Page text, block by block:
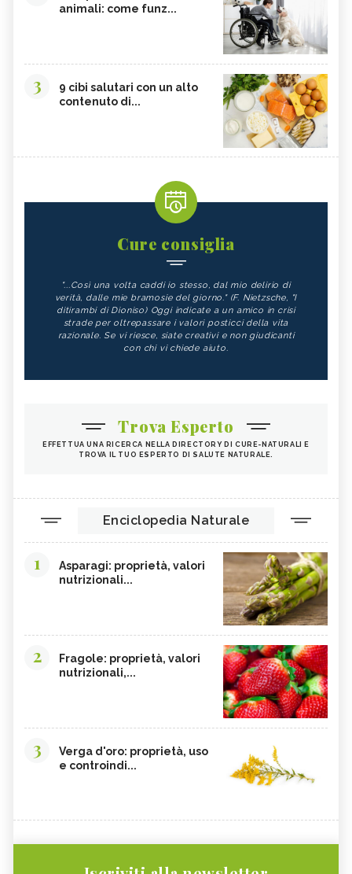
animali: come funz...
3
9 cibi salutari con un alto
contenuto di...
Cure consiglia
"...Così una volta caddi io stesso, dal mio delirio di
verità, dalle mie bramosie del giorno." (F. Nietzsche, "I
ditirambi di Dioniso) Oggi indicate a un amico in crisi
strade per oltrepassare i valori posticci della vita
razionale. Se vi riesce, siate creativi e non giudicanti
con chi vi chiede aiuto.
Trova Esperto
EFFETTUA UNA RICERCA NELLA DIRECTORY DI CURE-NATURALI E
TROVA IL TUO ESPERTO DI SALUTE NATURALE.
Enciclopedia Naturale
1
Asparagi: proprietà, valori
nutrizionali...
2
Fragole: proprietà, valori
nutrizionali,...
3
Verga d'oro: proprietà, uso
e controindi...